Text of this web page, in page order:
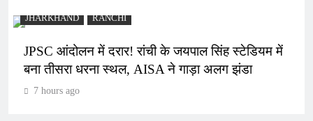
JHARKHAND RANCHI
JPSC आंदोलन में दरार! रांची के जयपाल सिंह स्टेडियम में
बना तीसरा धरना स्थल, AISA ने गाड़ा अलग झंडा
7 hours ago